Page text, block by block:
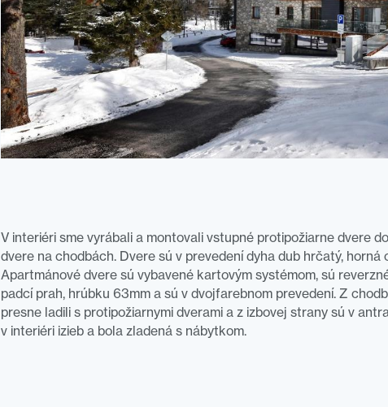
V interiéri sme vyrábali a montovali vstupné protipožiarne dvere
dvere na chodbách. Dvere sú v prevedení dyha dub hrčatý, horná
Apartmánové dvere sú vybavené kartovým systémom, sú
padcí prah, hrúbku 63mm a sú v dvojfarebnom prevedení. Z
presne ladili s protipožiarnymi dverami a z izbovej strany sú v
v interiéri izieb a bola zladená s nábytkom.